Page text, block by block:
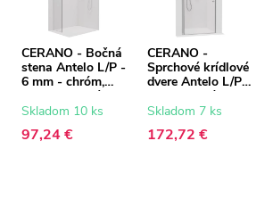
CERANO - Bočná
stena Antelo L/P -
6 mm - chróm,
transparentné
sklo - 50x190 cm
Skladom 10 ks
97,24 €
CERANO -
Sprchové krídlové
dvere Antelo L/P -
6 mm - chróm,
transparentné
Skladom 7 ks
172,72 €